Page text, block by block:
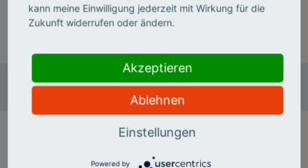
Preisträgerinnen und Preisträger 2025
kann meine Einwilligung jederzeit mit Wirkung für die
Zukunft widerrufen oder ändern.
Akzeptieren
Ablehnen
Einstellungen
Powered by